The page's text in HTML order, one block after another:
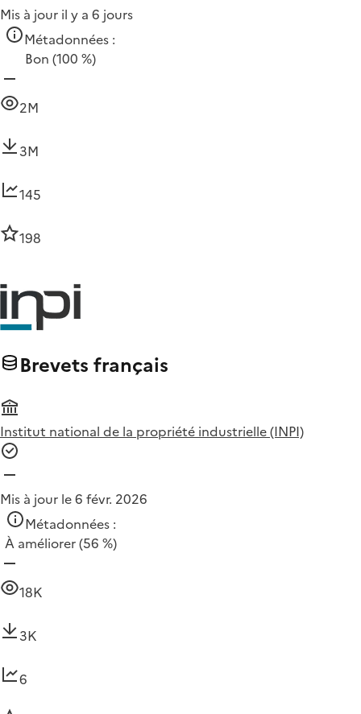
Mis à jour il y a 6 jours
Métadonnées :
Bon (100 %)
2M
3M
145
198
Brevets français
Institut national de la propriété industrielle (INPI)
Mis à jour le 6 févr. 2026
Métadonnées :
À améliorer(56 %)
18K
3K
6